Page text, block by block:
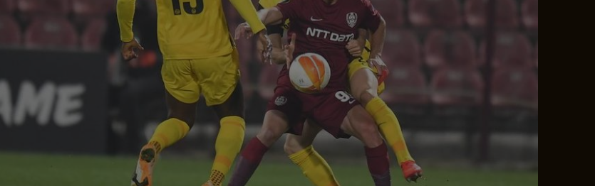
Serie A
Echipe Meciuri Clasament
Program TV